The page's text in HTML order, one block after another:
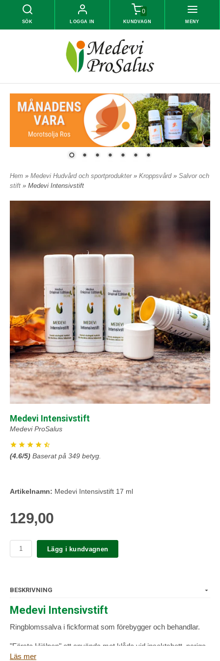
SÖK LOGGA IN
0
KUNDVAGN MENY
Hem » Medevi Hudvård och sportprodukter » Kroppsvård » Salvor och
stift » Medevi Intensivstift
Medevi Intensivstift
Medevi ProSalus
(4.6/5) Baserat på 349 betyg.
Artikelnamn: Medevi Intensivstift 17 ml
129,00
Lägg i kundvagnen
BESKRIVNING
Medevi Intensivstift
Ringblomssalva i fickformat som förebygger och behandlar.
"Första Hjälpen" att använda mot klåda vid insektsbett, nariga
fingertoppar, läppar, skoskav, små rivsår när du rört dig i skog
Läs mer